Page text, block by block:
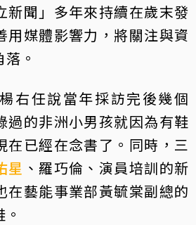
新聞」多年來持續在歲末發
用媒體影響力，將關注與資
。
右任說當年採訪完後幾個
過的非洲小男孩就因為有鞋
在已經在念書了。同時，三
星 、羅巧倫、演員培訓的新
在藝能事業部黃毓棠副總的